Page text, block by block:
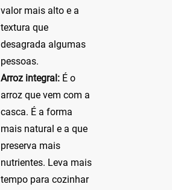
valor mais alto e a
textura que
desagrada algumas
pessoas.
Arroz integral: É o
arroz que vem com a
casca. É a forma
mais natural e a que
preserva mais
nutrientes. Leva mais
tempo para cozinhar